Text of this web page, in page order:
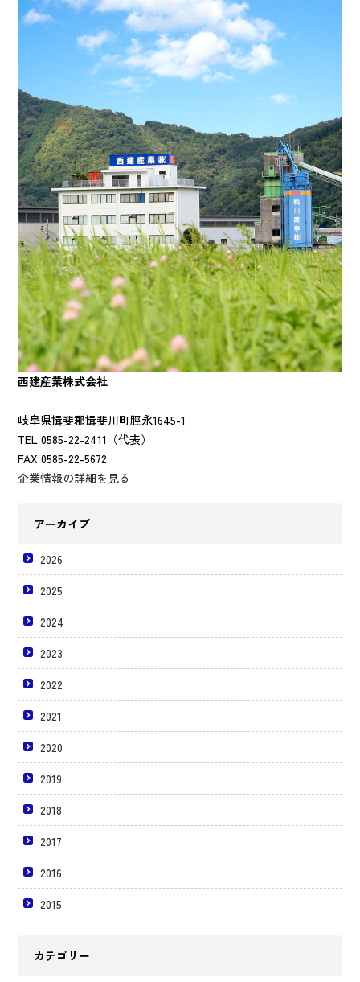
西建産業株式会社
岐阜県揖斐郡揖斐川町脛永1645-1
TEL 0585-22-2411（代表）
FAX 0585-22-5672
企業情報の詳細を見る
アーカイブ
2026
2025
2024
2023
2022
2021
2020
2019
2018
2017
2016
2015
カテゴリー